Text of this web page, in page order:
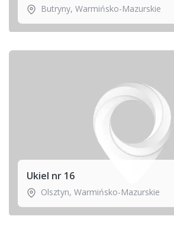
Butryny, Warmińsko-Mazurskie
Ukiel nr 16
Olsztyn, Warmińsko-Mazurskie